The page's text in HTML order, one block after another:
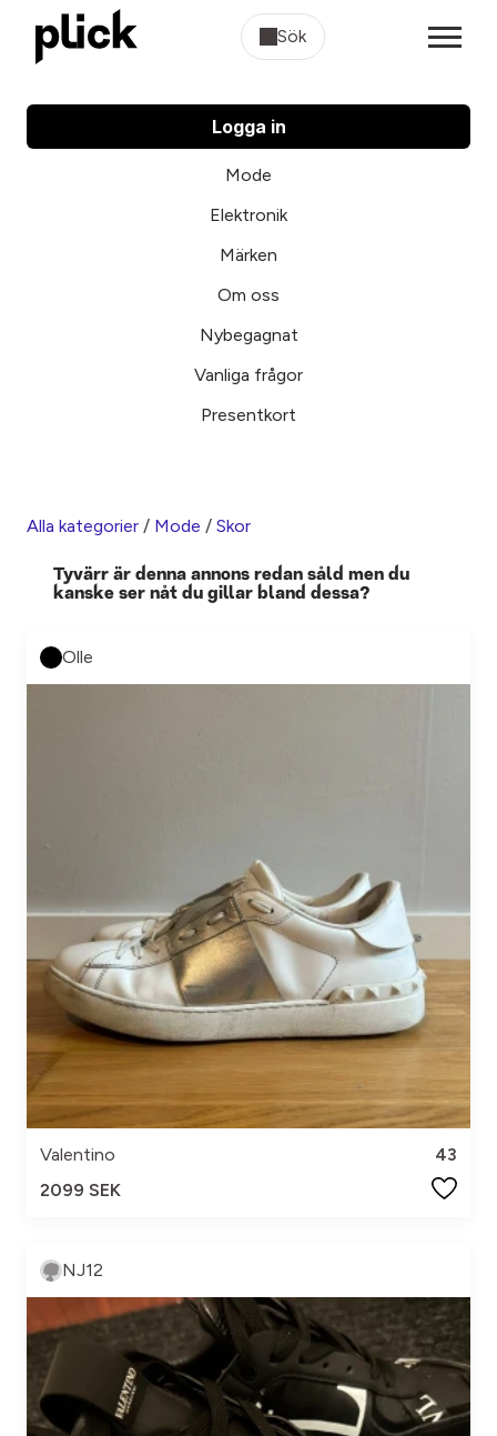
Sök
Logga in
Mode
Elektronik
Märken
Om oss
Nybegagnat
Vanliga frågor
Presentkort
Alla kategorier / Mode / Skor
Tyvärr är denna annons redan såld men du
kanske ser nåt du gillar bland dessa?
Olle
Valentino
43
2099 SEK
NJ12